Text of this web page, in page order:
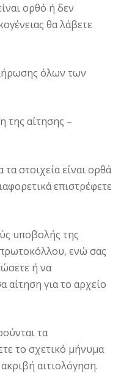
ορθό ή δεν
θα λάβετε
όλων των
της αίτησης –
στοιχεία είναι ορθά
επιστρέφετε
υποβολής της
ενώ σας
ή να
αίτηση για το αρχείο
τα
το σχετικό μήνυμα
αιτιολόγηση.